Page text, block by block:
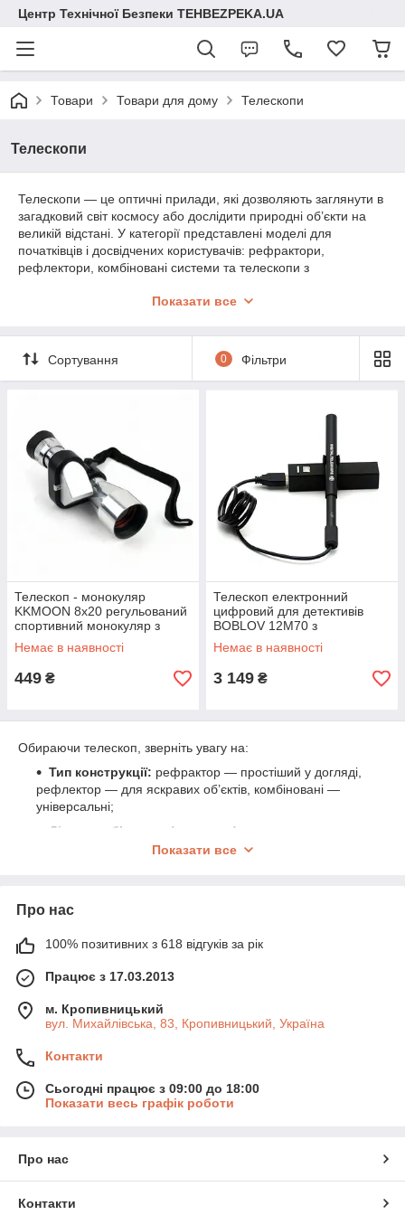
Центр Технічної Безпеки TEHBEZPEKA.UA
Товари Товари для дому Телескопи
Телескопи
Телескопи — це оптичні прилади, які дозволяють заглянути в
загадковий світ космосу або дослідити природні об’єкти на
великій відстані. У категорії представлені моделі для
початківців і досвідчених користувачів: рефрактори,
рефлектори, комбіновані системи та телескопи з
астрономів-аматорів, школярів, студентів та всіх, хто бажає
Показати все
Сортування 0 Фільтри
Телескоп - монокуляр
KKMOON 8х20 регульований
спортивний монокуляр з
наближенням 8х. Монокль,
лорнет
Немає в наявності
449 ₴
Телескоп електронний
цифровий для детективів
BOBLOV 12M70 з
наближенням 70х крат, WiFi
передавач у подарунок!
Немає в наявності
3 149 ₴
Обираючи телескоп, зверніть увагу на:
Тип конструкції: рефрактор — простіший у догляді,
рефлектор — для яскравих об’єктів, комбіновані —
універсальні;
Діаметр об’єктива (апертура):
світлосилу — чим більше, тим краще видно слабкі
і поле зору;
– для точного стеження за космічними об’єктами;
Додаткові можливості:
Хороший телескоп відкриває видовище на місяць, планети,
зірки, галактики та інші далекі об’єкти. Він стимулює інтерес
до науки й дозволяє проводити захопливі дослідження прямо
у себе вдома.
Показати все
Про нас
100% позитивних з 618 відгуків за рік
Працює з 17.03.2013
м. Кропивницький
вул. Михайлівська, 83, Кропивницький, Україна
Контакти
Сьогодні працює з 09:00 до 18:00
Показати весь графік роботи
Про нас
Контакти